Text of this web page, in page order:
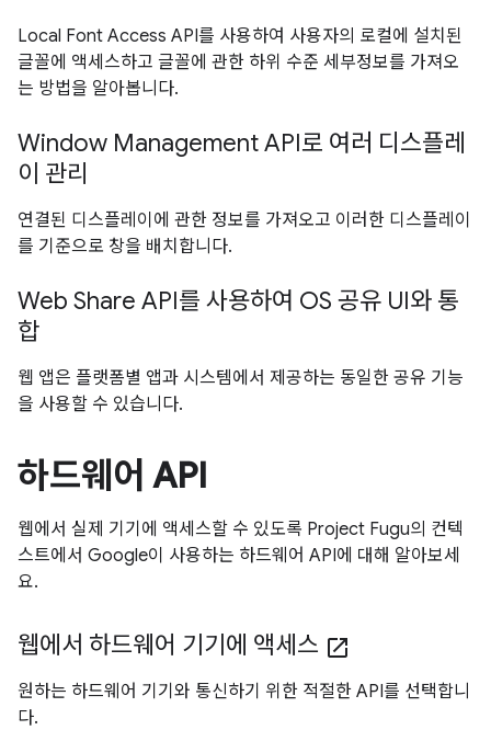
Local Font Access API를 사용하여 사용자의 로컬에 설치된
글꼴에 액세스하고 글꼴에 관한 하위 수준 세부정보를 가져오
는 방법을 알아봅니다.
Window Management API로 여러 디스플레
이 관리
연결된 디스플레이에 관한 정보를 가져오고 이러한 디스플레이
를 기준으로 창을 배치합니다.
Web Share API를 사용하여 OS 공유 UI와 통
합
웹 앱은 플랫폼별 앱과 시스템에서 제공하는 동일한 공유 기능
을 사용할 수 있습니다.
하드웨어 API
웹에서 실제 기기에 액세스할 수 있도록 Project Fugu의 컨텍
스트에서 Google이 사용하는 하드웨어 API에 대해 알아보세
요.
웹에서 하드웨어 기기에 액세스 open_in_new
원하는 하드웨어 기기와 통신하기 위한 적절한 API를 선택합니
다.